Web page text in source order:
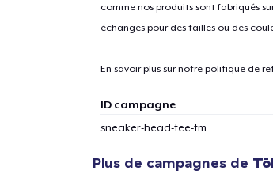
comme nos produits sont fabriqués
échanges pour des tailles ou des
En savoir plus sur notre politique de
ID campagne
sneaker-head-tee-tm
Plus de campagnes de